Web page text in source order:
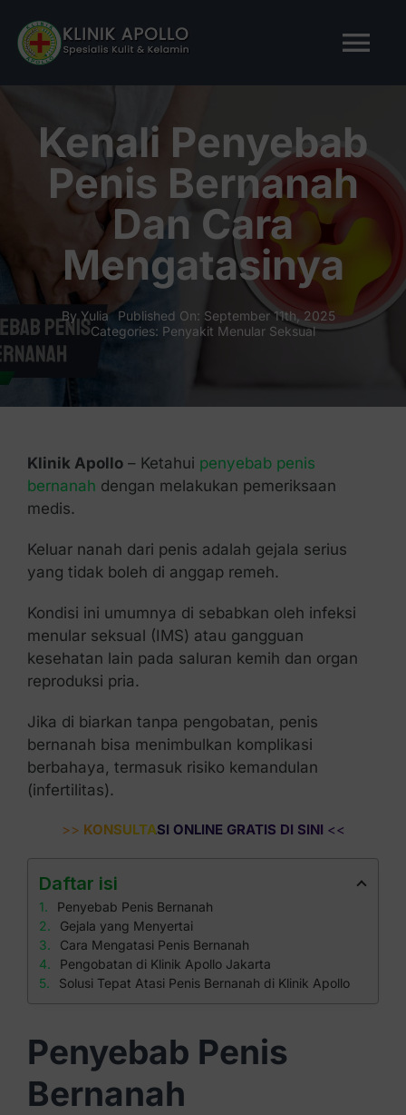
content
TENTANG KAMI
LAYANAN KAMI
ARTIKEL
Tanya Apollo
Kenali Penyebab
Penis Bernanah
Dan Cara
Mengatasinya
ByYulia
Published On: September 11th, 2025
Categories: Penyakit Menular Seksual
Klinik Apollo– Ketahui penyebab penis
bernanah dengan melakukan pemeriksaan
medis.
Keluar nanah dari penis adalah gejala serius
yang tidak boleh di anggap remeh.
Kondisi ini umumnya di sebabkan oleh infeksi
menular seksual (IMS) atau gangguan
kesehatan lain pada saluran kemih dan organ
reproduksi pria.
Jika di biarkan tanpa pengobatan, penis
bernanah bisa menimbulkan komplikasi
berbahaya, termasuk risiko kemandulan
(infertilitas).
>> KONSULTASI ONLINE GRATIS DI SINI <<
Daftar isi
Penyebab Penis Bernanah
Gejala yang Menyertai
Cara Mengatasi Penis Bernanah
Pengobatan di Klinik Apollo Jakarta
Solusi Tepat Atasi Penis Bernanah di Klinik Apollo
Penyebab Penis
Bernanah